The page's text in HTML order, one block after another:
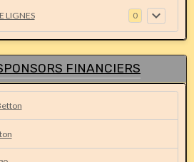
LIGNES 0
FINANCIERS